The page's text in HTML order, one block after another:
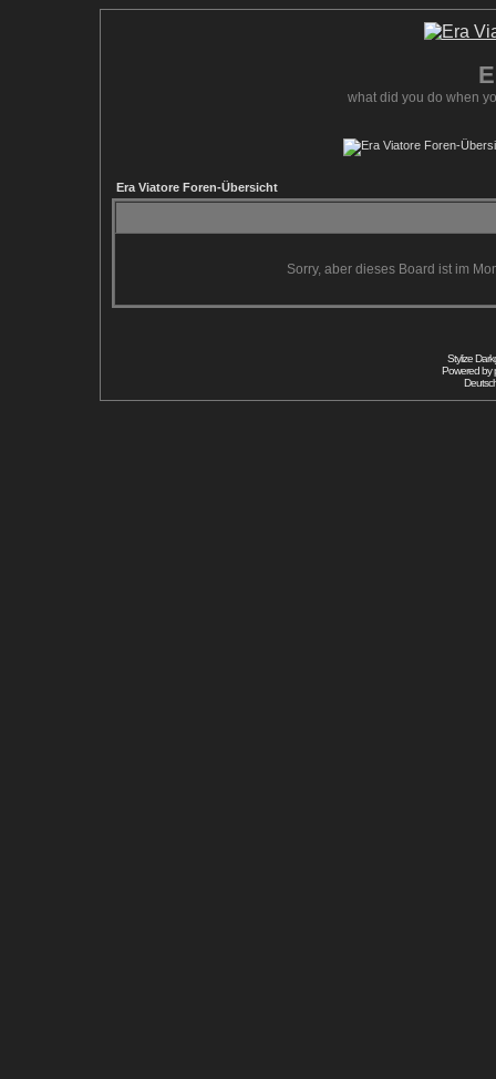
what did you do when
Era Viatore Foren-Übersicht
Sorry, aber dieses Board ist im
Stylize
Powered by